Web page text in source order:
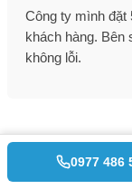
Công ty mình đặt
khách hàng. Bên
không lỗi.
Tags :
0977 486